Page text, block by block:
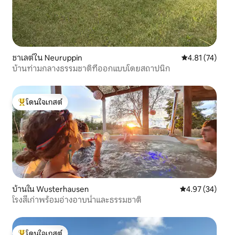
ชาเลต์ใน Neuruppin คะแนนเฉลี่ย
4.81 (74)
บ้านท่ามกลางธรรมชาติที่ออกแบบโดยสถาปนิก
โดนใจเกสต์ที่สุด
โดนใจเกสต์
บ้านใน Wusterhausen คะแนนเฉลี่ย
4.97 (34)
โรงสีเก่าพร้อมอ่างอาบน้ำและธรรมชาติ